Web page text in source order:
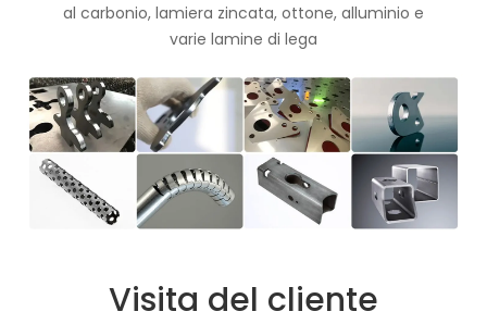
al carbonio, lamiera zincata, ottone, alluminio e
varie lamine di lega
Visita del cliente